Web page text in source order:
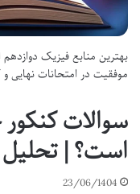
بهترین منابع فیزیک
موفقیت در امتحانات نهایی
سوالات
است؟ |
23/06/1404